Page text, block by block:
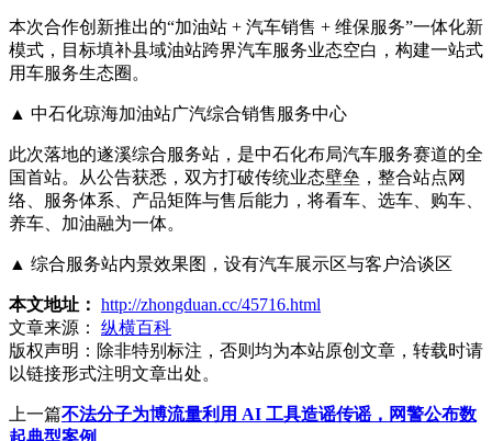
本次合作创新推出的“加油站 + 汽车销售 + 维保服务”一体化新
模式，目标填补县域油站跨界汽车服务业态空白，构建一站式
用车服务生态圈。
▲ 中石化琼海加油站广汽综合销售服务中心
此次落地的遂溪综合服务站，是中石化布局汽车服务赛道的全
国首站。从公告获悉，双方打破传统业态壁垒，整合站点网
络、服务体系、产品矩阵与售后能力，将看车、选车、购车、
养车、加油融为一体。
▲ 综合服务站内景效果图，设有汽车展示区与客户洽谈区
本文地址： http://zhongduan.cc/45716.html
文章来源：
纵横百科
版权声明： 除非特别标注，否则均为本站原创文章，转载时请
以链接形式注明文章出处。
上一篇不法分子为博流量利用 AI 工具造谣传谣，网警公布数
起典型案例